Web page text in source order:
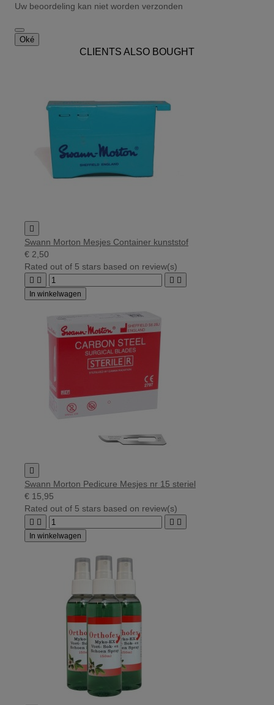
Uw beoordeling kan niet worden verzonden
Oké
CLIENTS ALSO BOUGHT

Swann Morton Mesjes Container kunststof
€ 2,50
Rated out of 5 stars based on review(s)
   
In winkelwagen

Swann Morton Pedicure Mesjes nr 15 steriel
€ 15,95
Rated out of 5 stars based on review(s)
   
In winkelwagen